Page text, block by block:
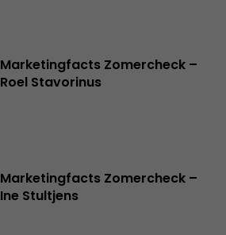
Marketingfacts Zomercheck –
Roel Stavorinus
Marketingfacts Zomercheck –
Ine Stultjens